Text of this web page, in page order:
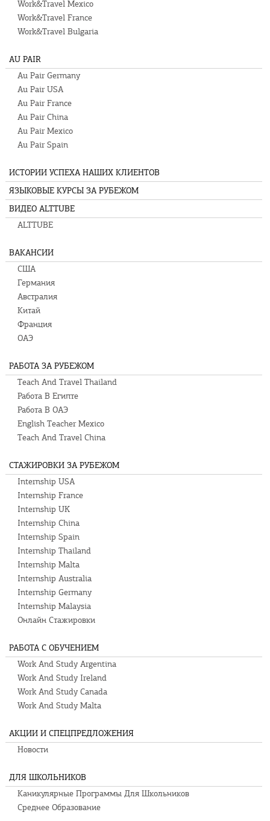
Work&Travel Mexico
Work&Travel France
Work&Travel Bulgaria
AU PAIR
Au Pair Germany
Au Pair USA
Au Pair France
Au Pair China
Au Pair Mexico
Au Pair Spain
ИСТОРИИ УСПЕХА НАШИХ КЛИЕНТОВ
ЯЗЫКОВЫЕ КУРСЫ ЗА РУБЕЖОМ
ВИДЕО ALTTUBE
ALTTUBE
ВАКАНСИИ
США
Германия
Австралия
Китай
Франция
ОАЭ
РАБОТА ЗА РУБЕЖОМ
Teach And Travel Thailand
Работа В Египте
Работа В ОАЭ
English Teacher Mexico
Teach And Travel China
СТАЖИРОВКИ ЗА РУБЕЖОМ
Internship USA
Internship France
Internship UK
Internship China
Internship Spain
Internship Thailand
Internship Malta
Internship Australia
Internship Germany
Internship Malaysia
Онлайн Стажировки
РАБОТА С ОБУЧЕНИЕМ
Work And Study Argentina
Work And Study Ireland
Work And Study Canada
Work And Study Malta
АКЦИИ И СПЕЦПРЕДЛОЖЕНИЯ
Новости
ДЛЯ ШКОЛЬНИКОВ
Каникулярные Программы Для Школьников
Среднее Образование